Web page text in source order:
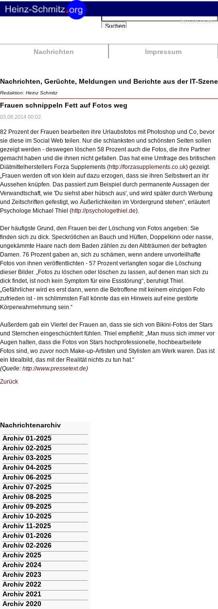
Nachrichten Impressum
Suchbegriffe
Suchen
Nachrichten, Gerüchte, Meldungen und Berichte aus der IT-Szene
Redaktion: Heinz Schmitz
Frauen schnippeln Fett auf Fotos weg
03.08.2014 00:02
82 Prozent der Frauen bearbeiten ihre Urlaubsfotos mit Photoshop und Co, bevor
sie diese im Social Web teilen. Nur die schlanksten und schönsten Seiten sollen
gezeigt werden - deswegen löschen 58 Prozent auch die Fotos, die ihre Partner
gemacht haben und die ihnen nicht gefallen. Das hat eine Umfrage des britischen
Diätmittelherstellers Forza Supplements (http://forzasupplements.co.uk) gezeigt.
„Frauen werden oft von klein auf dazu erzogen, dass sie ihren Selbstwert an ihr
Aussehen knüpfen. Das passiert zum Beispiel durch permanente Aussagen der
Verwandtschaft, wie 'Du siehst aber hübsch aus', und wird später durch Werbung
und Zeitschriften gefestigt, wo Äußerlichkeiten im Vordergrund stehen“, erläutert
Psychologe Michael Thiel (http://psychologethiel.de).
Der häufigste Grund, den Frauen bei der Löschung von Fotos angeben: Sie
finden sich zu dick. Speckröllchen an Bauch und Hüften, Doppelkinn oder nasse,
ungekämmte Haare nach dem Baden zählen zu den Albträumen der befragten
Damen. 76 Prozent gaben an, sich zu schämen, wenn andere unvorteilhafte
Fotos von ihnen veröffentlichten - 57 Prozent verlangten sogar die Löschung
dieser Bilder. „Fotos zu löschen oder löschen zu lassen, auf denen man sich zu
dick findet, ist noch kein Symptom für eine Essstörung“, beruhigt Thiel.
„Gefährlicher wird es erst dann, wenn die Betroffene mit keinem einzigen Foto
zufrieden ist - im schlimmsten Fall könnte das ein Hinweis auf eine gestörte
Körperwahrnehmung sein.“
Außerdem gab ein Viertel der Frauen an, dass sie sich von Bikini-Fotos der Stars
und Sternchen eingeschüchtert fühlen. Thiel empfiehlt: „Man muss sich immer vor
Augen halten, dass die Fotos von Stars hochprofessionelle, hochbearbeitete
Fotos sind, wo zuvor noch Make-up-Artisten und Stylisten am Werk waren. Das ist
ein Idealbild, das mit der Realität nichts zu tun hat.“
(Quelle: http://www.pressetext.de)
Zurück
Nachrichtenarchiv
Navigation
überspringen
Archiv 01-2025
Archiv 02-2025
Archiv 03-2025
Archiv 04-2025
Archiv 06-2025
Archiv 07-2025
Archiv 08-2025
Archiv 09-2025
Archiv 10-2025
Archiv 11-2025
Archiv 01-2026
Archiv 02-2026
Archiv 2025
Archiv 2024
Archiv 2023
Archiv 2022
Archiv 2021
Archiv 2020